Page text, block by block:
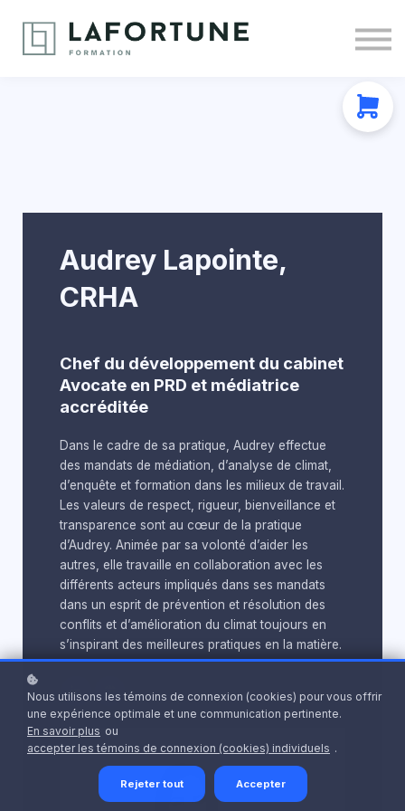
À propos
Audrey Lapointe,
CRHA
Chef du développement du cabinet
Avocate en PRD et médiatrice
accréditée
Dans le cadre de sa pratique, Audrey effectue
des mandats de médiation, d’analyse de climat,
d’enquête et formation dans les milieux de travail.
Les valeurs de respect, rigueur, bienveillance et
transparence sont au cœur de la pratique
d’Audrey. Animée par sa volonté d’aider les
autres, elle travaille en collaboration avec les
différents acteurs impliqués dans ses mandats
dans un esprit de prévention et résolution des
conflits et d’amélioration du climat toujours en
s’inspirant des meilleures pratiques en la matière.
Nous utilisons les témoins de connexion (cookies) pour vous offrir
une expérience optimale et une communication pertinente.
En savoir plus ou
accepter les témoins de connexion (cookies) individuels .
Rejeter tout Accepter